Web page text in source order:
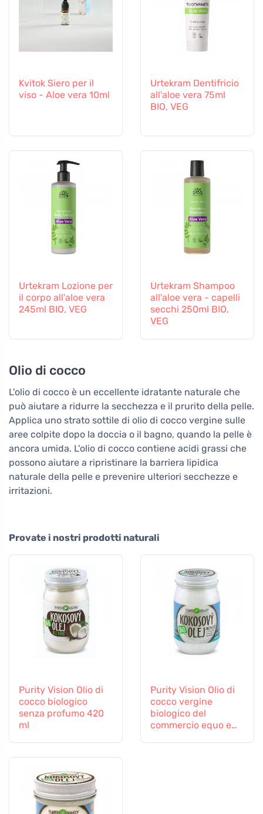
Kvitok Siero per il
viso - Aloe vera 10ml
Urtekram Dentifricio
all'aloe vera 75ml
BIO, VEG
Urtekram Lozione per
il corpo all'aloe vera
245ml BIO, VEG
Urtekram Shampoo
all'aloe vera - capelli
secchi 250ml BIO,
VEG
Olio di cocco
L'olio di cocco è un eccellente idratante naturale che
può aiutare a ridurre la secchezza e il prurito della pelle.
Applica uno strato sottile di olio di cocco vergine sulle
aree colpite dopo la doccia o il bagno, quando la pelle è
ancora umida. L'olio di cocco contiene acidi grassi che
possono aiutare a ripristinare la barriera lipidica
naturale della pelle e prevenire ulteriori secchezze e
irritazioni.
Provate i nostri prodotti naturali
Purity Vision Olio di
cocco biologico
senza profumo 420
ml
Purity Vision Olio di
cocco vergine
biologico del
commercio equo e